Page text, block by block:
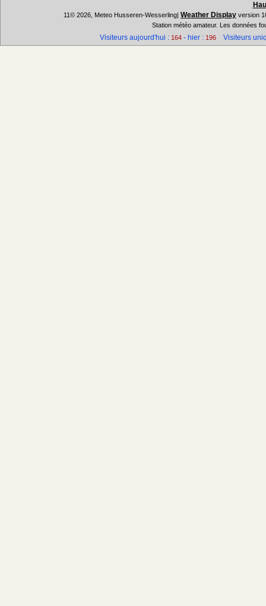
11© 2026, Meteo Husseren-Wesserling| Weather Display version
Station météo amateur. Les données
Visiteurs aujourd'hui : 164 - hier : 196 Visiteurs